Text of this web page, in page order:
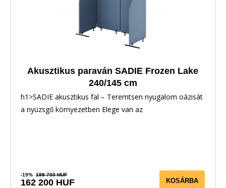
Akusztikus paraván SADIE Frozen Lake
240/145 cm
h1>SADIE akusztikus fal – Teremtsen nyugalom oázisát
a nyüzsgő környezetben Elege van az
-19% 199 700 HUF
162 200 HUF KOSÁRBA